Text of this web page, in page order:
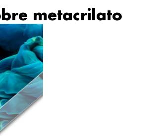
metacrilato